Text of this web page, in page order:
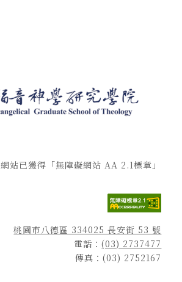
網站已獲得「無障礙網站 AA 2.1標章」
桃園市八德區 334025 長安街 53 號
電話：(03) 2737477
傳真：(03) 2752167